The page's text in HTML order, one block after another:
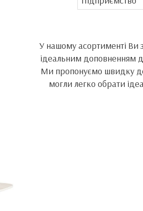
У нашому асортименті Ви
ідеальним доповненням
Ми пропонуємо швидку
могли легко обрати